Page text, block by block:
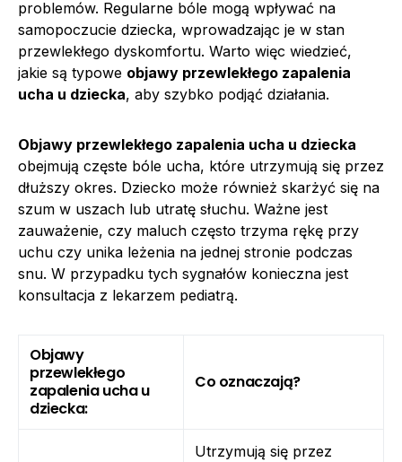
problemów. Regularne bóle mogą wpływać na
samopoczucie dziecka, wprowadzając je w stan
przewlekłego dyskomfortu. Warto więc wiedzieć,
jakie są typowe objawy przewlekłego zapalenia
ucha u dziecka, aby szybko podjąć działania.
Objawy przewlekłego zapalenia ucha u dziecka
obejmują częste bóle ucha, które utrzymują się przez
dłuższy okres. Dziecko może również skarżyć się na
szum w uszach lub utratę słuchu. Ważne jest
zauważenie, czy maluch często trzyma rękę przy
uchu czy unika leżenia na jednej stronie podczas
snu. W przypadku tych sygnałów konieczna jest
konsultacja z lekarzem pediatrą.
Objawy
przewlekłego
zapalenia ucha u
dziecka:
Co oznaczają?
Utrzymują się przez